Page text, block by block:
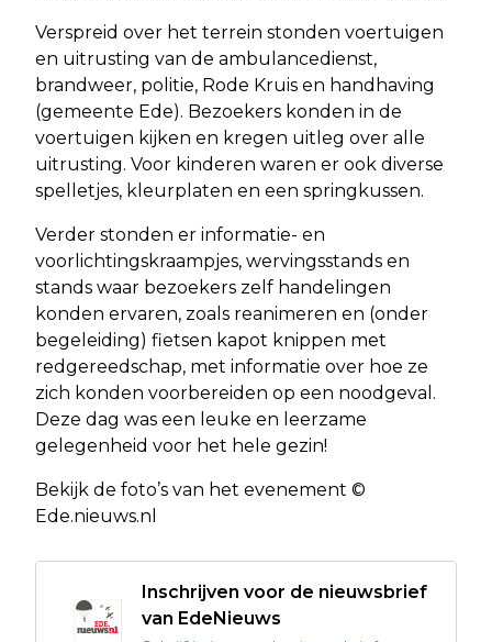
Verspreid over het terrein stonden voertuigen
en uitrusting van de ambulancedienst,
brandweer, politie, Rode Kruis en handhaving
(gemeente Ede). Bezoekers konden in de
voertuigen kijken en kregen uitleg over alle
uitrusting. Voor kinderen waren er ook diverse
spelletjes, kleurplaten en een springkussen.
Verder stonden er informatie- en
voorlichtingskraampjes, wervingsstands en
stands waar bezoekers zelf handelingen
konden ervaren, zoals reanimeren en (onder
begeleiding) fietsen kapot knippen met
redgereedschap, met informatie over hoe ze
zich konden voorbereiden op een noodgeval.
Deze dag was een leuke en leerzame
gelegenheid voor het hele gezin!
Bekijk de foto’s van het evenement ©
Ede.nieuws.nl
Inschrijven voor de nieuwsbrief
van EdeNieuws